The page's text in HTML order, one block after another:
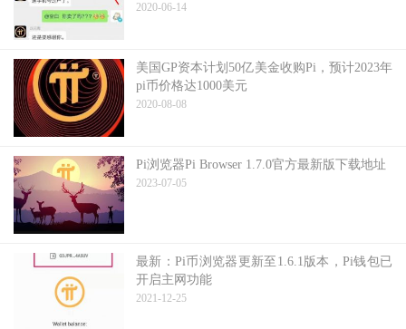
2020-06-14
美国GP资本计划50亿美金收购Pi，预计2023年
pi币价格达1000美元
2020-08-08
Pi浏览器Pi Browser 1.7.0官方最新版下载地址
2023-07-05
最新：Pi币浏览器更新至1.6.1版本，Pi钱包已
开启主网功能
2021-12-25